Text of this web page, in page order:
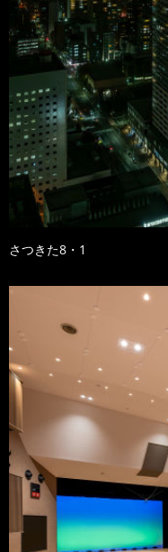
さつきた8・1